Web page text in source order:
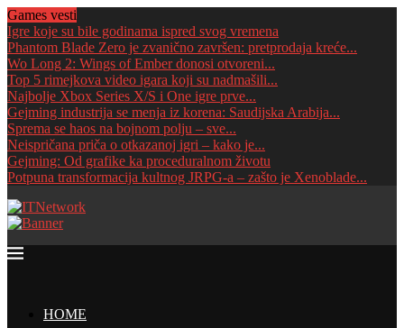
Games vesti
Igre koje su bile godinama ispred svog vremena
Phantom Blade Zero je zvanično završen: pretprodaja kreće...
Wo Long 2: Wings of Ember donosi otvoreni...
Top 5 rimejkova video igara koji su nadmašili...
Najbolje Xbox Series X/S i One igre prve...
Gejming industrija se menja iz korena: Saudijska Arabija...
Sprema se haos na bojnom polju – sve...
Neispričana priča o otkazanoj igri – kako je...
Gejming: Od grafike ka proceduralnom životu
Potpuna transformacija kultnog JRPG-a – zašto je Xenoblade...
HOME